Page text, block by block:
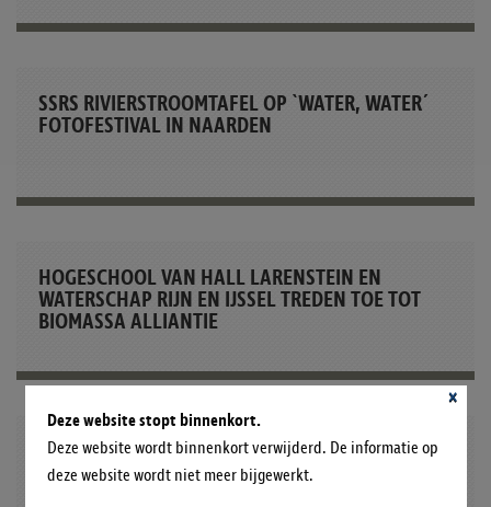
SSRS RIVIERSTROOMTAFEL OP `WATER, WATER´
FOTOFESTIVAL IN NAARDEN
HOGESCHOOL VAN HALL LARENSTEIN EN
WATERSCHAP RIJN EN IJSSEL TREDEN TOE TOT
BIOMASSA ALLIANTIE
VERSLAG WAARDE VAN WATER EN AARDE DAG
Deze website stopt binnenkort.
Deze website wordt binnenkort verwijderd. De informatie op
deze website wordt niet meer bijgewerkt.
×